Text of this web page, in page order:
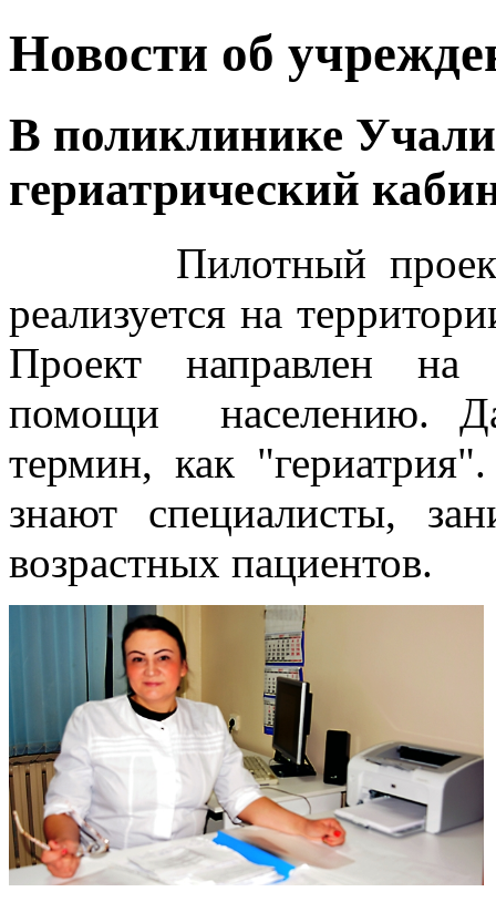
Новости об
В поликлинике
гериатрический
Пилотный проект
реализуется на
Проект направлен на
помощи населению.
термин, как
знают специалисты,
возрастных пациентов.